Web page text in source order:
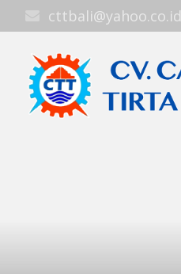
cttbali@yahoo.co.id